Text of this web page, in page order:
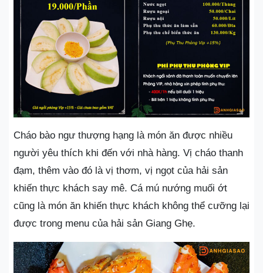
Cháo bào ngư thượng hạng là món ăn được nhiều
người yêu thích khi đến với nhà hàng. Vị cháo thanh
đạm, thêm vào đó là vị thơm, vị ngọt của hải sản
khiến thực khách say mê. Cá mú nướng muối ớt
cũng là món ăn khiến thực khách không thể cưỡng lại
được trong menu của hải sản Giang Ghẹ.